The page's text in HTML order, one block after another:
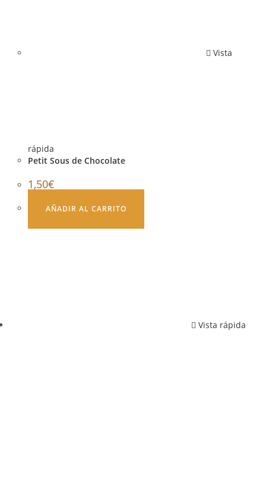
Vista
rápida
Petit Sous de Chocolate
1,50€
AÑADIR AL CARRITO
Vista rápida